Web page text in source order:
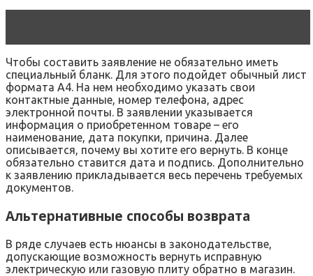
Чтобы составить заявление не обязательно иметь
специальный бланк. Для этого подойдет обычный лист
формата А4. На нем необходимо указать свои
контактные данные, номер телефона, адрес
электронной почты. В заявлении указывается
информация о приобретенном товаре – его
наименование, дата покупки, причина. Далее
описывается, почему вы хотите его вернуть. В конце
обязательно ставится дата и подпись. Дополнительно
к заявлению прикладывается весь перечень требуемых
документов.
Альтернативные способы возврата
В ряде случаев есть нюансы в законодательстве,
допускающие возможность вернуть исправную
электрическую или газовую плиту обратно в магазин.